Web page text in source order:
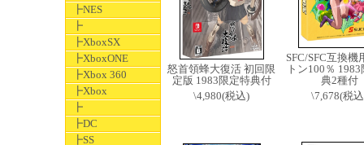
┣NES
┣
┣XboxSX
┣XboxONE
┣Xbox 360
┣Xbox
┣
┣DC
┣SS
怒首領蜂大復活 初回限
定版 1983限定特典付
\4,980(税込)
SFC/SFC互換機
トン100％
典2種付
\7,678(税